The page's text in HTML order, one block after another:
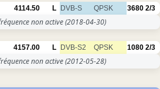
4114.50 L DVB-S QPSK 3680 2/3
non active(2018-04-30)
4157.00 L DVB-S2 QPSK 1080 2/3
non active(2012-05-28)